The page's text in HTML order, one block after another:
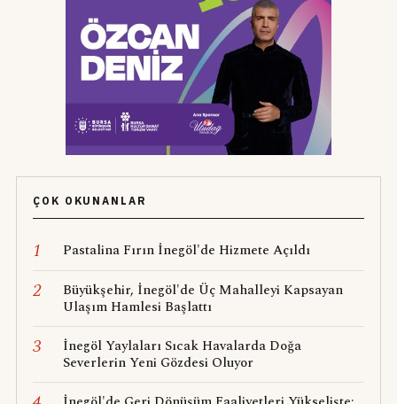
ÇOK OKUNANLAR
1 Pastalina Fırın İnegöl'de Hizmete Açıldı
2
Büyükşehir, İnegöl'de Üç Mahalleyi Kapsayan
Ulaşım Hamlesi Başlattı
3
İnegöl Yaylaları Sıcak Havalarda Doğa
Severlerin Yeni Gözdesi Oluyor